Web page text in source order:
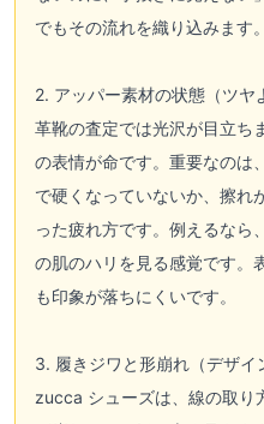
でもその流れを織り込みます。
2. アッパー素材の状態（ツヤ
革靴の査定では光沢が目立ち
の表情が命です。重要なのは
で硬くなっていないか、擦れ
った疲れ方です。例えるなら
の肌のハリを見る感覚です。
も印象が落ちにくいです。
3. 履きジワと形崩れ（デザイ
zucca シューズは、線の取り